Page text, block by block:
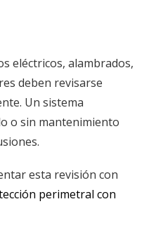
eléctricos, alambrados,
deben revisarse
Un sistema
o sin mantenimiento
esta revisión con
perimetral con